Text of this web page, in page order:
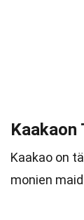
Kaakaon
Kaakao on
monien